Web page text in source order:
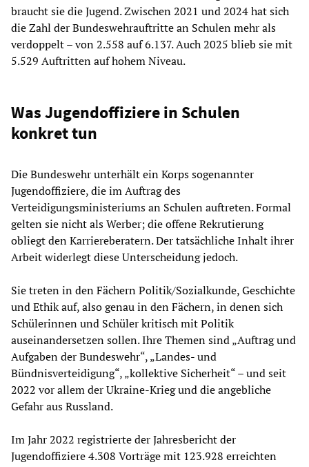
braucht sie die Jugend. Zwischen 2021 und 2024 hat sich
die Zahl der Bundeswehrauftritte an Schulen mehr als
verdoppelt – von 2.558 auf 6.137. Auch 2025 blieb sie mit
5.529 Auftritten auf hohem Niveau.
Was Jugendoffiziere in Schulen
konkret tun
Die Bundeswehr unterhält ein Korps sogenannter
Jugendoffiziere, die im Auftrag des
Verteidigungsministeriums an Schulen auftreten. Formal
gelten sie nicht als Werber; die offene Rekrutierung
obliegt den Karriereberatern. Der tatsächliche Inhalt ihrer
Arbeit widerlegt diese Unterscheidung jedoch.
Sie treten in den Fächern Politik/Sozialkunde, Geschichte
und Ethik auf, also genau in den Fächern, in denen sich
Schülerinnen und Schüler kritisch mit Politik
auseinandersetzen sollen. Ihre Themen sind „Auftrag und
Aufgaben der Bundeswehr“, „Landes- und
Bündnisverteidigung“, „kollektive Sicherheit“ – und seit
2022 vor allem der Ukraine-Krieg und die angebliche
Gefahr aus Russland.
Im Jahr 2022 registrierte der Jahresbericht der
Jugendoffiziere 4.308 Vorträge mit 123.928 erreichten